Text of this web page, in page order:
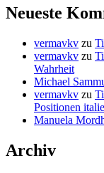
Neueste
vermavkv zu
vermavkv zu
Wahrheit
Michael
vermavkv zu
Positionen
Manuela
Archiv